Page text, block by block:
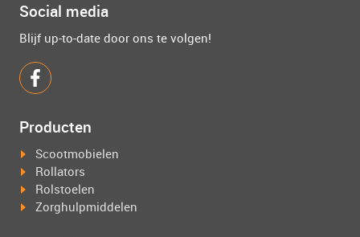
Social media
Blijf up-to-date door ons te volgen!
Producten
Scootmobielen
Rollators
Rolstoelen
Zorghulpmiddelen